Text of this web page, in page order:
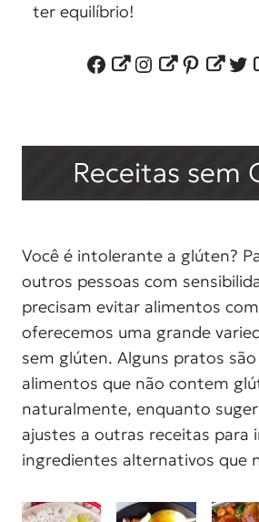
ter equilíbrio!
Facebook Instagram Pinterest Twitter
Receitas sem
Você é intolerante a glúten?
outros pessoas com
precisam evitar alimentos
oferecemos uma grande
sem glúten. Alguns pratos
alimentos que não contem
naturalmente, enquanto
ajustes a outras receitas para
ingredientes alternativos que